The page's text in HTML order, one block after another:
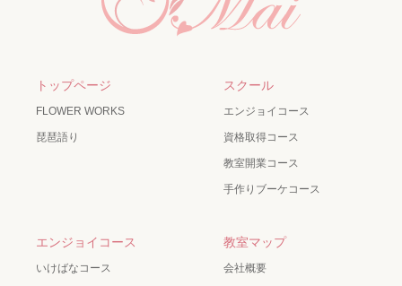
トップページ
FLOWER WORKS
琵琶語り
スクール
エンジョイコース
資格取得コース
教室開業コース
手作りブーケコース
エンジョイコース
いけばなコース
教室マップ
会社概要